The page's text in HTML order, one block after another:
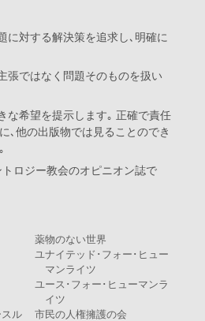
に対する解決策を追求し､明確に
張ではなく問題そのものを扱い
な希望を提示します｡ 正確で責任
､他の出版物では見ることのでき
ロジー教会のオピニオン誌で
ル
薬物のない世界
ユナイテッド･フォー･ヒュー
マンライツ
ユース･フォー･ヒューマンラ
イツ
市民の人権擁護の会